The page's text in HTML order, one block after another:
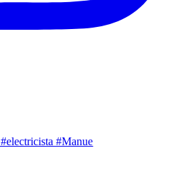
#electricista #Manue